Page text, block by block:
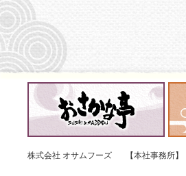
株式会社 オサムフーズ 【本社事務所】